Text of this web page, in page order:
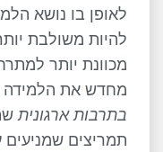
לאופן בו נושא
להיות משולבת
מכוונת יותר
מחדש את הלמידה
בתרבות ארגונית
תמריצים שמניעים